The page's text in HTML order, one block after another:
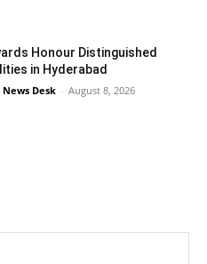
Honour Distinguished
in Hyderabad
News Desk - August 8, 2026